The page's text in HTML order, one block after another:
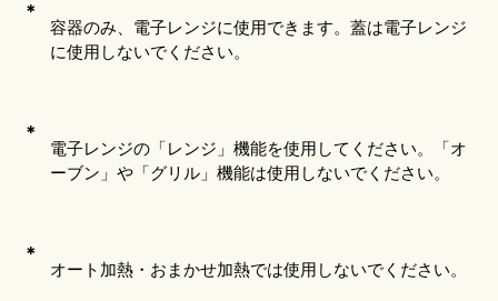
＊
容器のみ、電子レンジに使用できます。蓋は電子レンジ
に使用しないでください。
＊
電子レンジの「レンジ」機能を使用してください。「オ
ーブン」や「グリル」機能は使用しないでください。
＊
オート加熱・おまかせ加熱では使用しないでください。